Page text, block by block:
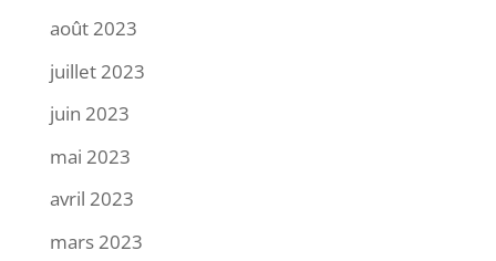
août 2023
juillet 2023
juin 2023
mai 2023
avril 2023
mars 2023